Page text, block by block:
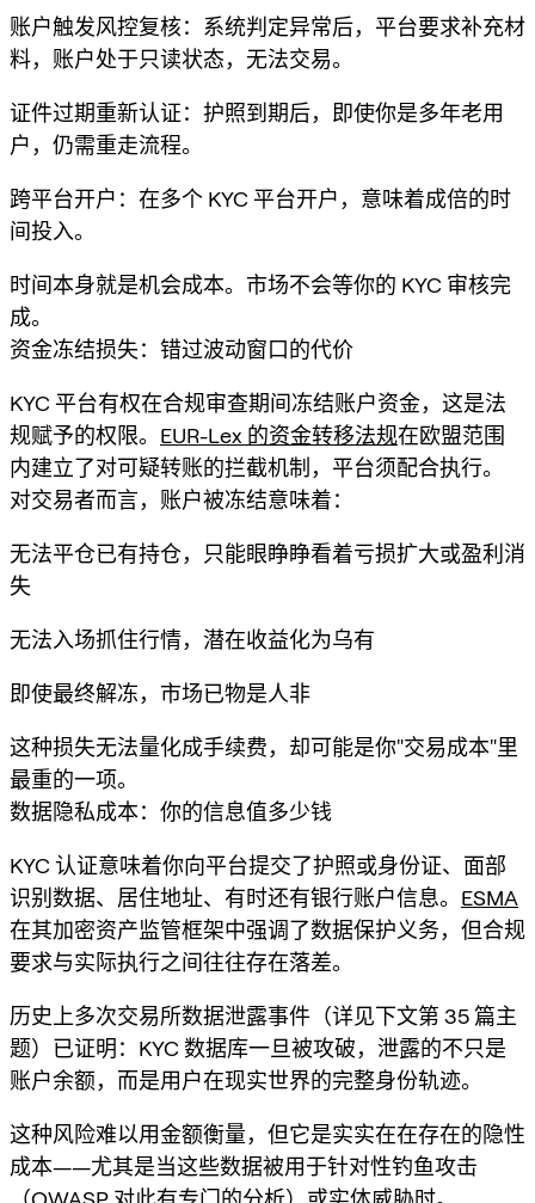
账户触发风控复核：系统判定异常后，平台要求补充材
料，账户处于只读状态，无法交易。
证件过期重新认证：护照到期后，即使你是多年老用
户，仍需重走流程。
跨平台开户：在多个 KYC 平台开户，意味着成倍的时
间投入。
时间本身就是机会成本。市场不会等你的 KYC 审核完
成。
资金冻结损失：错过波动窗口的代价
KYC 平台有权在合规审查期间冻结账户资金，这是法
规赋予的权限。 EUR-Lex 的资金转移法规在欧盟范围
内建立了对可疑转账的拦截机制，平台须配合执行。
对交易者而言，账户被冻结意味着：
无法平仓已有持仓，只能眼睁睁看着亏损扩大或盈利消
失
无法入场抓住行情，潜在收益化为乌有
即使最终解冻，市场已物是人非
这种损失无法量化成手续费，却可能是你"交易成本"里
最重的一项。
数据隐私成本：你的信息值多少钱
KYC 认证意味着你向平台提交了护照或身份证、面部
识别数据、居住地址、有时还有银行账户信息。 ESMA
在其加密资产监管框架中强调了数据保护义务，但合规
要求与实际执行之间往往存在落差。
历史上多次交易所数据泄露事件（详见下文第 35 篇主
题）已证明：KYC 数据库一旦被攻破，泄露的不只是
账户余额，而是用户在现实世界的完整身份轨迹。
这种风险难以用金额衡量，但它是实实在在存在的隐性
成本——尤其是当这些数据被用于针对性钓鱼攻击